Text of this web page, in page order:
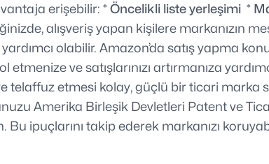
erişebilir: * Öncelikli liste yerleşimi *
alışveriş yapan kişilere
olabilir. Amazon’da satış yapma
ve satışlarınızı artırmanıza
telaffuz etmesi kolay, güçlü bir ticari marka
Amerika Birleşik Devletleri Patent ve
ipuçlarını takip ederek markanızı